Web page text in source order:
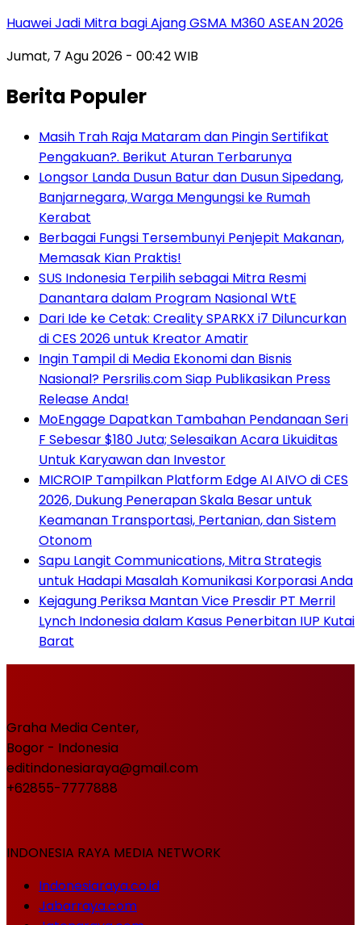
Huawei Jadi Mitra bagi Ajang GSMA M360 ASEAN 2026
Jumat, 7 Agu 2026 - 00:42 WIB
Berita Populer
Masih Trah Raja Mataram dan Pingin Sertifikat
Pengakuan?. Berikut Aturan Terbarunya
Longsor Landa Dusun Batur dan Dusun Sipedang,
Banjarnegara, Warga Mengungsi ke Rumah
Kerabat
Berbagai Fungsi Tersembunyi Penjepit Makanan,
Memasak Kian Praktis!
SUS Indonesia Terpilih sebagai Mitra Resmi
Danantara dalam Program Nasional WtE
Dari Ide ke Cetak: Creality SPARKX i7 Diluncurkan
di CES 2026 untuk Kreator Amatir
Ingin Tampil di Media Ekonomi dan Bisnis
Nasional? Persrilis.com Siap Publikasikan Press
Release Anda!
MoEngage Dapatkan Tambahan Pendanaan Seri
F Sebesar $180 Juta; Selesaikan Acara Likuiditas
Untuk Karyawan dan Investor
MICROIP Tampilkan Platform Edge AI AIVO di CES
2026, Dukung Penerapan Skala Besar untuk
Keamanan Transportasi, Pertanian, dan Sistem
Otonom
Sapu Langit Communications, Mitra Strategis
untuk Hadapi Masalah Komunikasi Korporasi Anda
Kejagung Periksa Mantan Vice Presdir PT Merril
Lynch Indonesia dalam Kasus Penerbitan IUP Kutai
Barat
Graha Media Center,
Bogor - Indonesia
editindonesiaraya@gmail.com
+62855-7777888
INDONESIA RAYA MEDIA NETWORK
Indonesiaraya.co.id
Jabarraya.com